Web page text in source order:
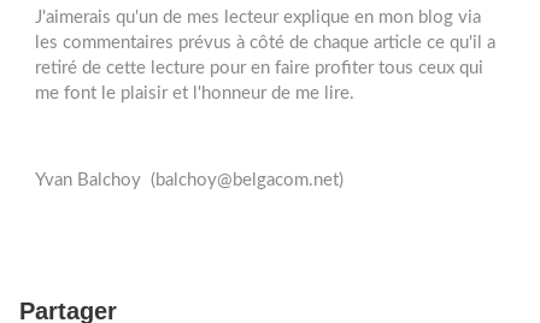
J'aimerais qu'un de mes lecteur explique en mon blog via
les commentaires prévus à côté de chaque article ce qu'il a
retiré de cette lecture pour en faire profiter tous ceux qui
me font le plaisir et l'honneur de me lire.
Yvan Balchoy (balchoy@belgacom.net)
Partager